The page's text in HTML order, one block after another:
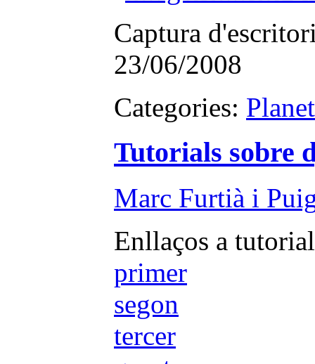
Captura
23/06/2008
Categories:
Tutorials sobre
Marc Furtià i
Enllaços a
primer
segon
tercer